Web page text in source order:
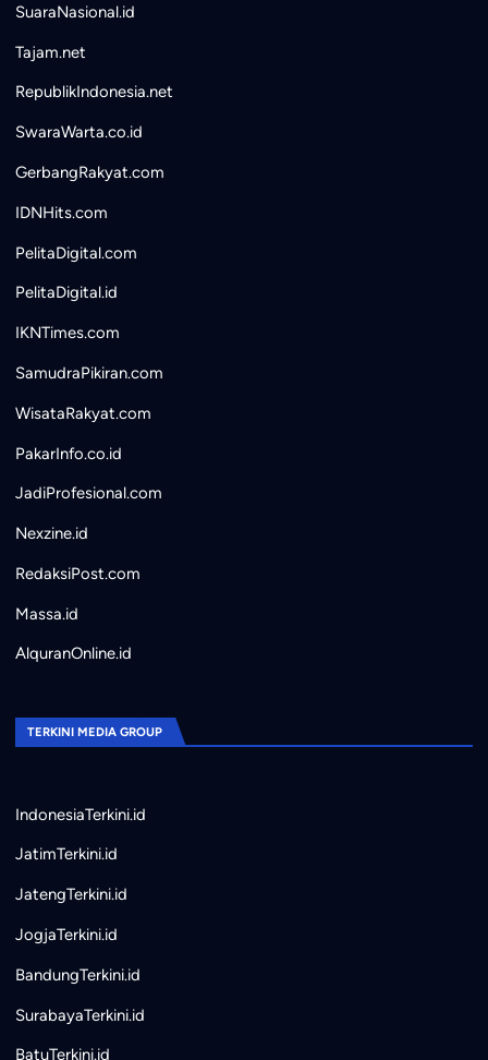
SuaraNasional.id
Tajam.net
RepublikIndonesia.net
SwaraWarta.co.id
GerbangRakyat.com
IDNHits.com
PelitaDigital.com
PelitaDigital.id
IKNTimes.com
SamudraPikiran.com
WisataRakyat.com
PakarInfo.co.id
JadiProfesional.com
Nexzine.id
RedaksiPost.com
Massa.id
AlquranOnline.id
TERKINI MEDIA GROUP
IndonesiaTerkini.id
JatimTerkini.id
JatengTerkini.id
JogjaTerkini.id
BandungTerkini.id
SurabayaTerkini.id
BatuTerkini.id